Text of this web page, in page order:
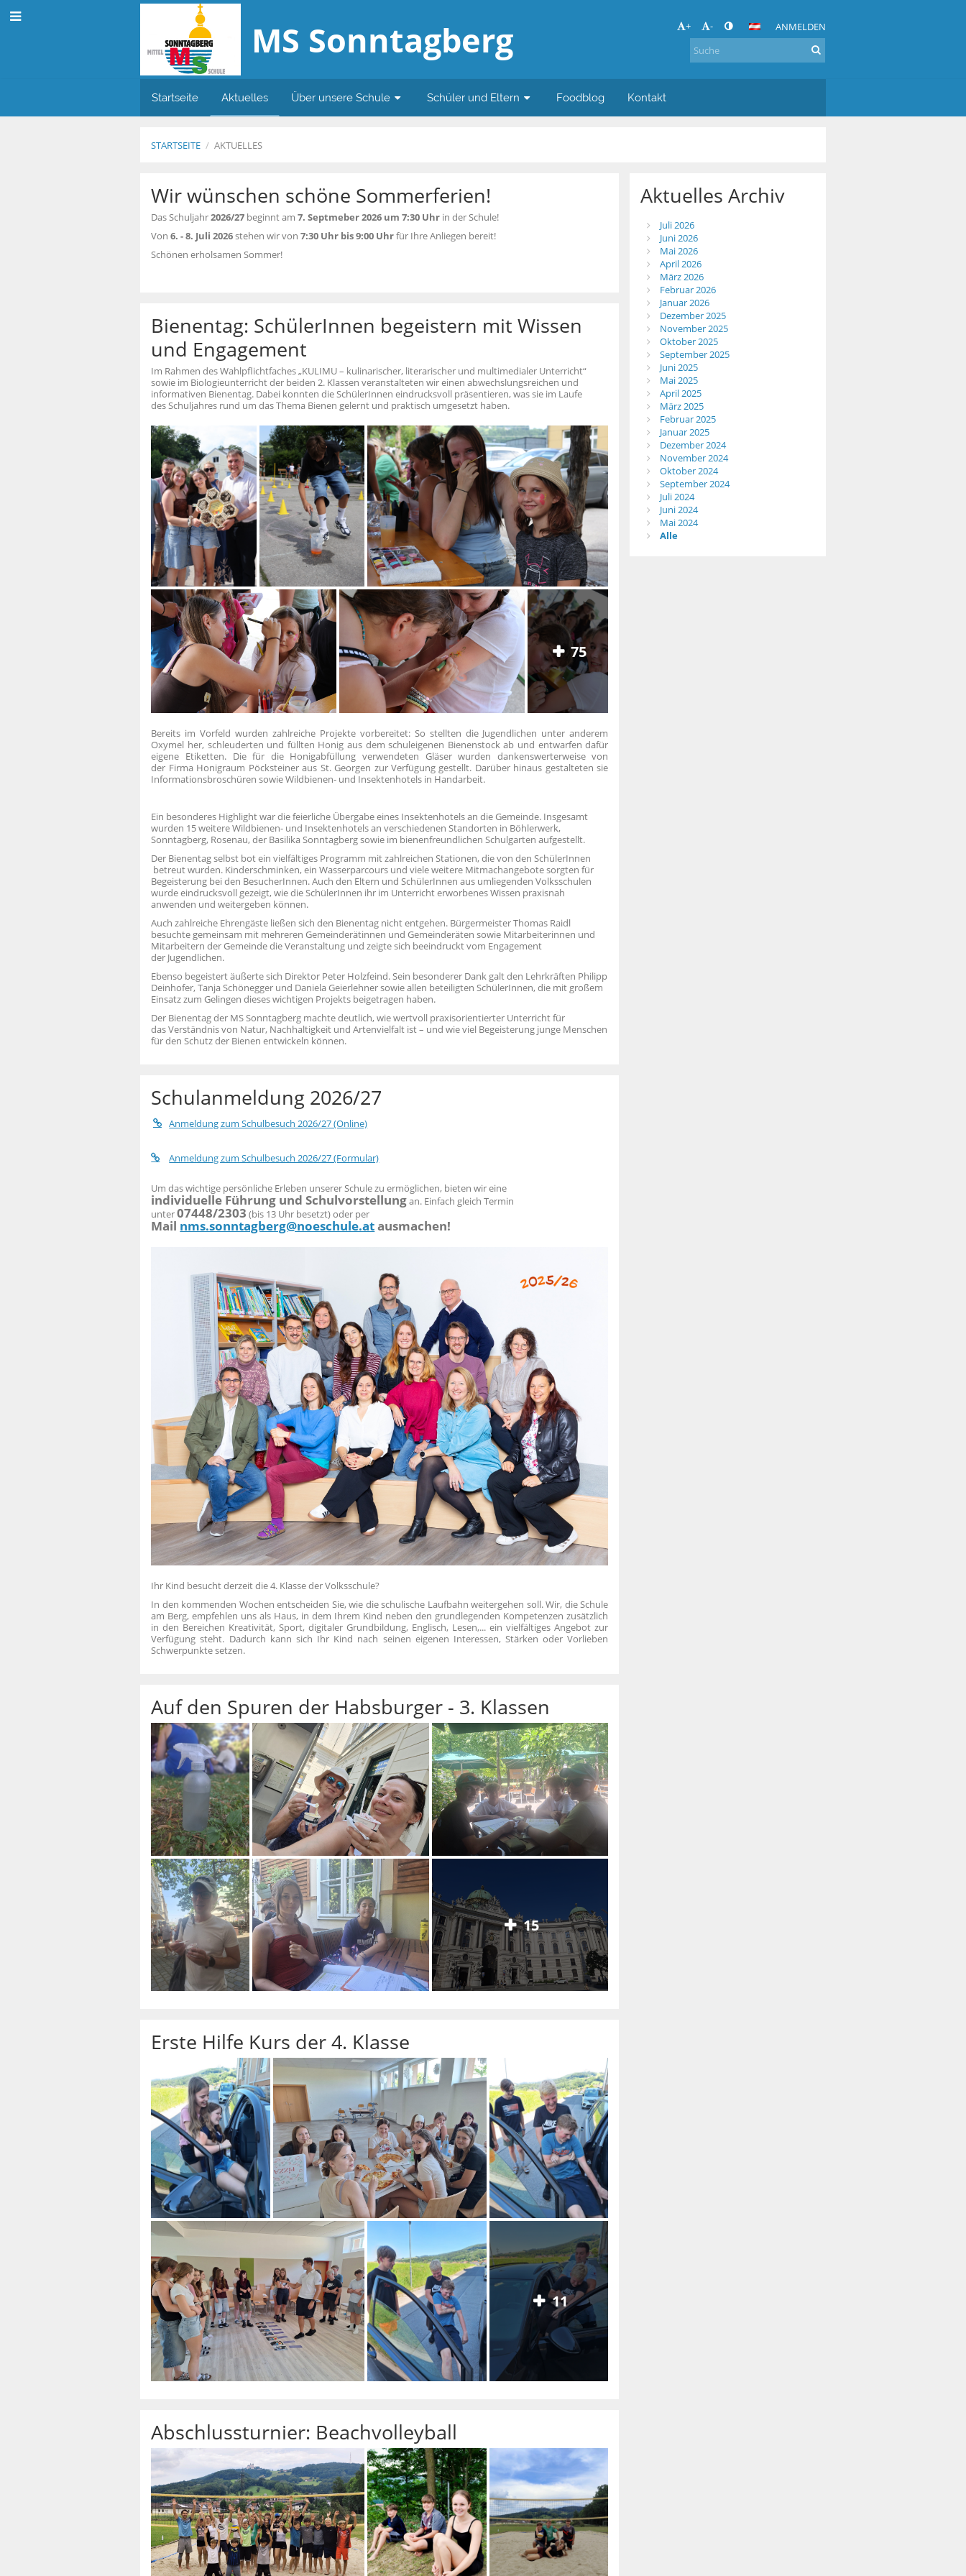
MS Sonntagberg + - ANMELDEN
Startseite Aktuelles Über unsere Schule Schüler und Eltern Foodblog Kontakt
STARTSEITE / AKTUELLES
Aktuelles
Wir wünschen schöne Sommerferien!
Das Schuljahr2026/27 beginnt am7. Septmeber 2026 um 7:30 Uhr in der Schule!
Von6. - 8. Juli 2026stehen wir von7:30 Uhr bis 9:00 Uhrfür Ihre Anliegen bereit!
Schönen erholsamen Sommer!
Bienentag: SchülerInnen begeistern mit Wissen
und Engagement
Im Rahmen des Wahlpflichtfaches „KULIMU – kulinarischer, literarischer und multimedialer Unterricht“
sowie im Biologieunterricht der beiden 2. Klassen veranstalteten wir einen abwechslungsreichen und
informativen Bienentag. Dabei konnten die SchülerInnen eindrucksvoll präsentieren, was sie im Laufe
des Schuljahres rund um das Thema Bienen gelernt und praktisch umgesetzt haben.
75
Bereits im Vorfeld wurden zahlreiche Projekte vorbereitet: So stellten die Jugendlichen unter anderem
Oxymel her, schleuderten und füllten Honig aus dem schuleigenen Bienenstock ab und entwarfen dafür
eigene Etiketten. Die für die Honigabfüllung verwendeten Gläser wurden dankenswerterweise von
der Firma Honigraum Pöcksteiner aus St. Georgen zur Verfügung gestellt. Darüber hinaus gestalteten sie
Informationsbroschüren sowie Wildbienen- und Insektenhotels in Handarbeit.
Ein besonderes Highlight war die feierliche Übergabe eines Insektenhotels an die Gemeinde. Insgesamt
wurden 15 weitere Wildbienen- und Insektenhotels an verschiedenen Standorten in Böhlerwerk,
Sonntagberg, Rosenau, der Basilika Sonntagberg sowie im bienenfreundlichen Schulgarten aufgestellt.
Der Bienentag selbst bot ein vielfältiges Programm mit zahlreichen Stationen, die von den SchülerInnen
betreut wurden. Kinderschminken, ein Wasserparcours und viele weitere Mitmachangebote sorgten für
Begeisterung bei den BesucherInnen. Auch den Eltern und SchülerInnen aus umliegenden Volksschulen
wurde eindrucksvoll gezeigt, wie die SchülerInnen ihr im Unterricht erworbenes Wissen praxisnah
anwenden und weitergeben können.
Auch zahlreiche Ehrengäste ließen sich den Bienentag nicht entgehen. Bürgermeister Thomas Raidl
besuchte gemeinsam mit mehreren Gemeinderätinnen und Gemeinderäten sowie Mitarbeiterinnen und
Mitarbeitern der Gemeinde die Veranstaltung und zeigte sich beeindruckt vom Engagement
der Jugendlichen.
Ebenso begeistert äußerte sich Direktor Peter Holzfeind. Sein besonderer Dank galt den Lehrkräften Philipp
Deinhofer, Tanja Schönegger und Daniela Geierlehner sowie allen beteiligten SchülerInnen, die mit großem
Einsatz zum Gelingen dieses wichtigen Projekts beigetragen haben.
Der Bienentag der MS Sonntagberg machte deutlich, wie wertvoll praxisorientierter Unterricht für
das Verständnis von Natur, Nachhaltigkeit und Artenvielfalt ist – und wie viel Begeisterung junge Menschen
für den Schutz der Bienen entwickeln können.
Schulanmeldung 2026/27
Anmeldung zum Schulbesuch 2026/27 (Online)
Anmeldung zum Schulbesuch 2026/27 (Formular)
Um das wichtige persönliche Erleben unserer Schule zu ermöglichen, bieten wir eine
individuelle Führung und Schulvorstellungan. Einfach gleich Termin
unter07448/2303 (bis 13 Uhr besetzt) oder per
Mail nms.sonntagberg@noeschule.atausmachen!
Ihr Kind besucht derzeit die 4. Klasse der Volksschule?
In den kommenden Wochen entscheiden Sie, wie die schulische Laufbahn weitergehen soll. Wir, die Schule
am Berg, empfehlen uns als Haus, in dem Ihrem Kind neben den grundlegenden Kompetenzen zusätzlich
in den Bereichen Kreativität, Sport, digitaler Grundbildung, Englisch, Lesen,... ein vielfältiges Angebot zur
Verfügung steht. Dadurch kann sich Ihr Kind nach seinen eigenen Interessen, Stärken oder Vorlieben
Schwerpunkte setzen.
Auf den Spuren der Habsburger - 3. Klassen
15
Erste Hilfe Kurs der 4. Klasse
11
Abschlussturnier: Beachvolleyball
Aktuelles Archiv
Juli 2026
Juni 2026
Mai 2026
April 2026
März 2026
Februar 2026
Januar 2026
Dezember 2025
November 2025
Oktober 2025
September 2025
Juni 2025
Mai 2025
April 2025
März 2025
Februar 2025
Januar 2025
Dezember 2024
November 2024
Oktober 2024
September 2024
Juli 2024
Juni 2024
Mai 2024
Alle